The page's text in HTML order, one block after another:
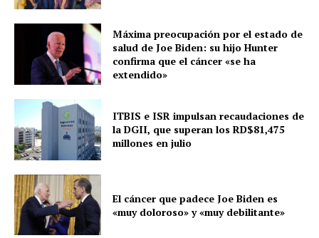
Máxima preocupación por el estado de
salud de Joe Biden: su hijo Hunter
confirma que el cáncer «se ha
extendido»
ITBIS e ISR impulsan recaudaciones de
la DGII, que superan los RD$81,475
millones en julio
El cáncer que padece Joe Biden es
«muy doloroso» y «muy debilitante»